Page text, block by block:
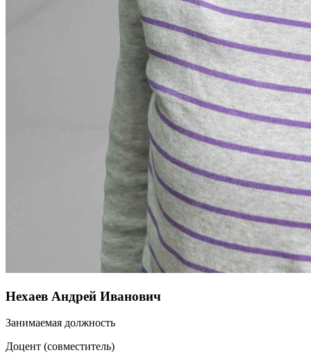
Нехаев Андрей Иванович
Занимаемая должность
Доцент (совместитель)